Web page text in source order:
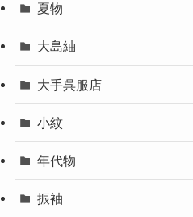
夏物
大島紬
大手呉服店
小紋
年代物
振袖